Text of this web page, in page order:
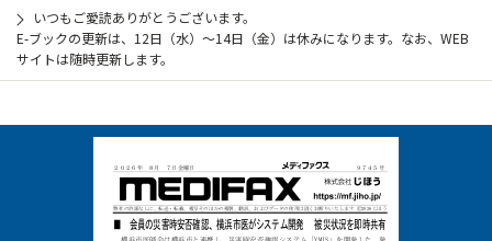
いつもご愛読ありがとうございます。
E-ブックの更新は、12日（水）～14日（金）は休みになります。なお、WEB
サイトは随時更新します。